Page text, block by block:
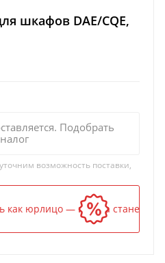
шкафов DAE/CQE,
Подобрать
возможность поставки,
как юрлицо — и цена станет